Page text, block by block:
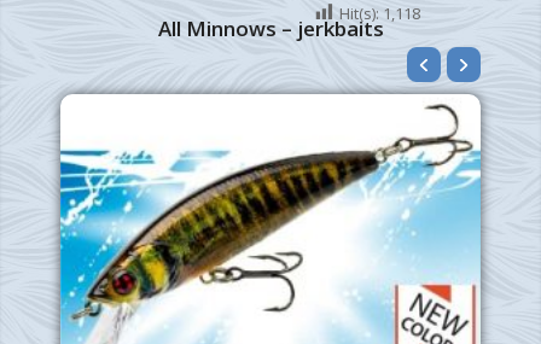
All Minnows – jerkbaits
Hit(s): 1,118